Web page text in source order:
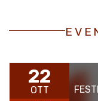
22
OTT